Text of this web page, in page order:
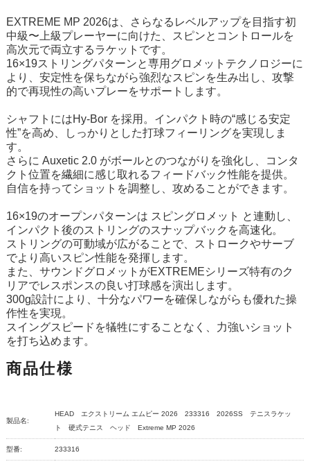
EXTREME MP 2026は、さらなるレベルアップを目指す初
中級〜上級プレーヤーに向けた、スピンとコントロールを
高次元で両立するラケットです。
16×19ストリングパターンと専用グロメットテクノロジーに
より、安定性を保ちながら強烈なスピンを生み出し、攻撃
的で再現性の高いプレーをサポートします。
シャフトにはHy-Bor を採用。インパクト時の“感じる安定
性”を高め、しっかりとした打球フィーリングを実現しま
す。
さらに Auxetic 2.0 がボールとのつながりを強化し、コンタ
クト位置を繊細に感じ取れるフィードバック性能を提供。
自信を持ってショットを調整し、攻めることができます。
16×19のオープンパターンは スピングロメット と連動し、
インパクト後のストリングのスナップバックを高速化。
ストリングの可動域が広がることで、ストロークやサーブ
でより高いスピン性能を発揮します。
また、サウンドグロメットがEXTREMEシリーズ特有のク
リアでレスポンスの良い打球感を演出します。
300g設計により、十分なパワーを確保しながらも優れた操
作性を実現。
スイングスピードを犠牲にすることなく、力強いショット
を打ち込めます。
商品仕様
製品名:
HEAD エクストリーム エムピー 2026 233316 2026SS テニスラケッ
ト 硬式テニス ヘッド Extreme MP 2026
型番: 233316